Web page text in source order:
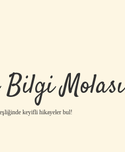
Bilgi Molası
keyifli hikayeler bul!